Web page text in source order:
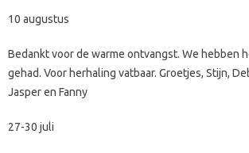
10 augustus
Bedankt voor de warme ontvangst. We hebben
gehad. Voor herhaling vatbaar. Groetjes, Stijn,
Jasper en Fanny
27-30 juli